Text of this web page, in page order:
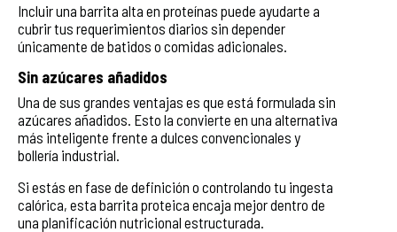
Incluir una barrita alta en proteínas puede ayudarte a
cubrir tus requerimientos diarios sin depender
únicamente de batidos o comidas adicionales.
Sin azúcares añadidos
Una de sus grandes ventajas es que está formulada sin
azúcares añadidos. Esto la convierte en una alternativa
más inteligente frente a dulces convencionales y
bollería industrial.
Si estás en fase de definición o controlando tu ingesta
calórica, esta barrita proteica encaja mejor dentro de
una planificación nutricional estructurada.